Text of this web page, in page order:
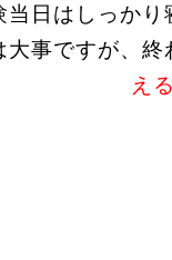
当日はしっかり
大事ですが、終
え